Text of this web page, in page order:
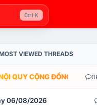
Ctrl K
VIEWED THREADS
QUY CỘNG ĐỒNG 0
06/08/2026